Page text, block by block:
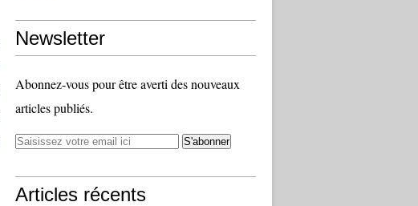
Newsletter
Abonnez-vous pour être averti des nouveaux
articles publiés.
Articles récents